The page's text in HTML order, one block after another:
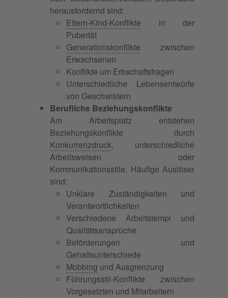
herausfordernd sind:
Eltern-Kind-Konflikte in der
Pubertät
Generationskonflikte zwischen
Erwachsenen
Konflikte um Erbschaftsfragen
Unterschiedliche Lebensentwürfe
von Geschwistern
Berufliche Beziehungskonflikte
Am Arbeitsplatz entstehen
Beziehungskonflikte durch
Konkurrenzdruck, unterschiedliche
Arbeitsweisen oder
Kommunikationsstile. Häufige Auslöser
sind:
Unklare Zuständigkeiten und
Verantwortlichkeiten
Verschiedene Arbeitstempi und
Qualitätsansprüche
Beförderungen und
Gehaltsunterschiede
Mobbing und Ausgrenzung
Führungsstil-Konflikte zwischen
Vorgesetzten und Mitarbeitern